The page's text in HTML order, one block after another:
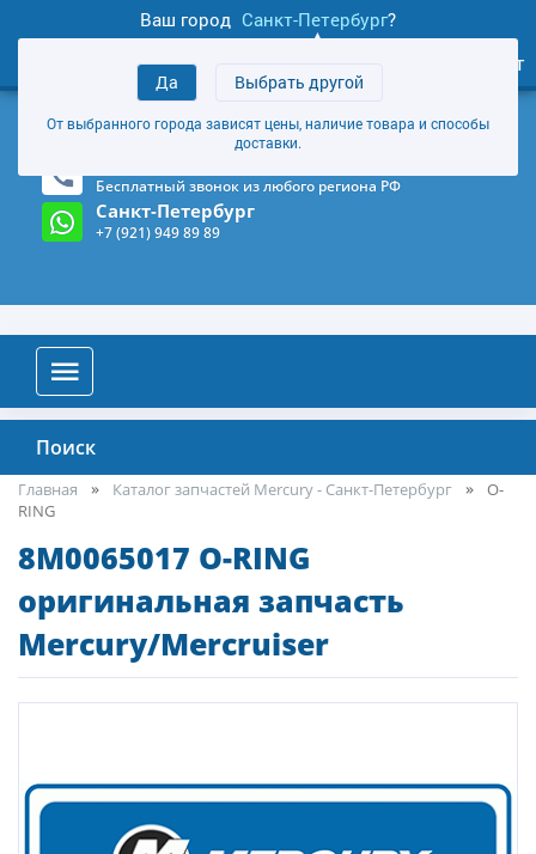
Ваш город Санкт-Петербург?
Да Выбрать другой
От выбранного города зависят цены, наличие товара и способы
доставки.
товаров
Личный кабинет
+7 (921) 949 89 89
Магазин и склад в Санкт-Петербурге (Карта)
Бесплатный звонок из любого региона РФ
Санкт-Петербург
+7 (921) 949 89 89
Поиск
Главная Каталог запчастей Mercury - Санкт-Петербург
O-
RING
8M0065017 O-RING
оригинальная запчасть
Mercury/Mercruiser